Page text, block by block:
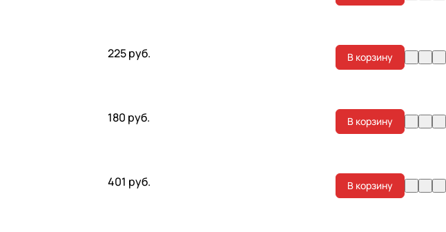
225 руб. В корзину
180 руб. В корзину
401 руб. В корзину